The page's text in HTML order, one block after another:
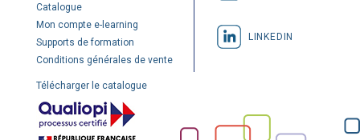
Catalogue
Mon compte e-learning
Supports de formation
Conditions générales de vente
Télécharger le catalogue
LINKEDIN